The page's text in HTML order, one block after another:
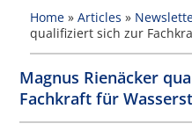
Home »Articles »
qualifiziert sich zur
Magnus Rienäcker
Fachkraft für